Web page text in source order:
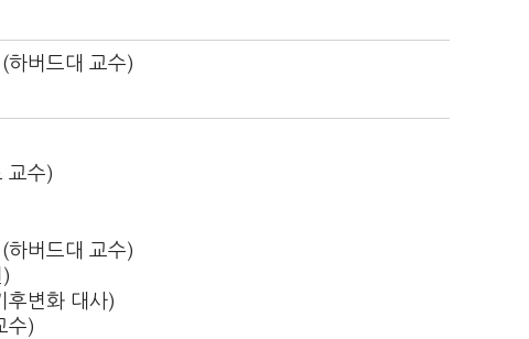
(하버드대 교수)
교수)
(하버드대 교수)
후변화 대사)
수)